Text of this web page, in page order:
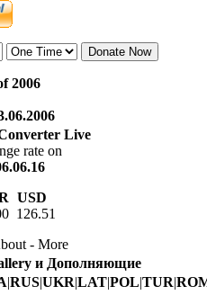
2006
Live
rate on
USD
126.51
- More
и Дополняющие
|RUS|UKR|LAT|POL|TUR|